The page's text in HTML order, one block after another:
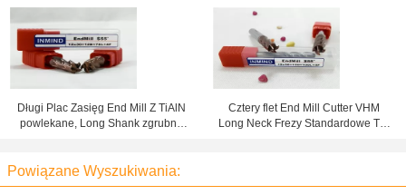
wysokich prędkości skrawania
Precision Carbide narzędzi
skrawających HRC60
Długi Plac Zasięg End Mill Z TiAlN
powlekane, Long Shank zgrubna
Cztery flet End Mill Cutter VHM
Long Neck Frezy Standardowe Typ
Powiązane Wyszukiwania: